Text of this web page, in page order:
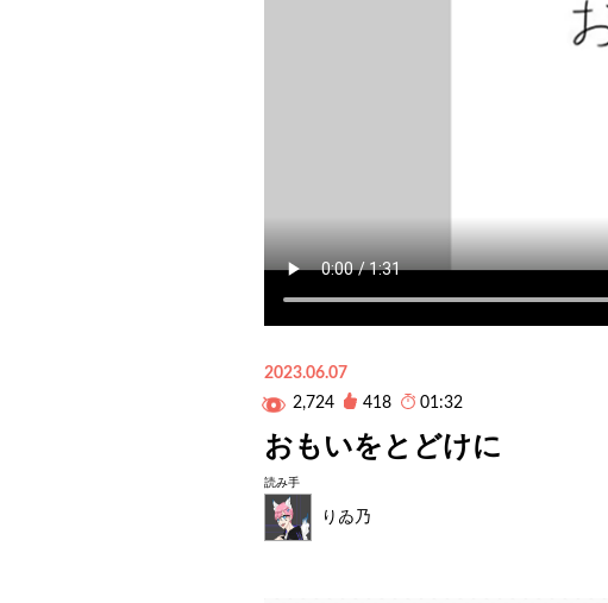
2023.06.07
2,724
418 01:32
おもいをとどけに
読み手
りゐ乃